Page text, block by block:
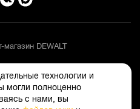
технологии и
могли полноценно
с нами, вы
DEWALT
персональных данных